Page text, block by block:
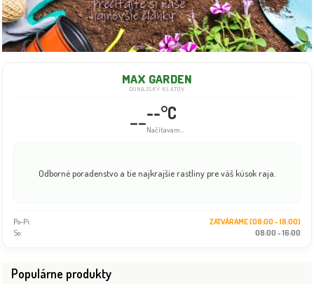
MAX GARDEN
DUNAJSKÝ KLÁTOV
--°C
Info dočasne nedostupné
Odborné poradenstvo a tie najkrajšie rastliny pre váš kúsok raja.
Po-Pi:
ZATVÁRAME (08:00 - 18:00)
So:
08:00 - 16:00
Populárne produkty